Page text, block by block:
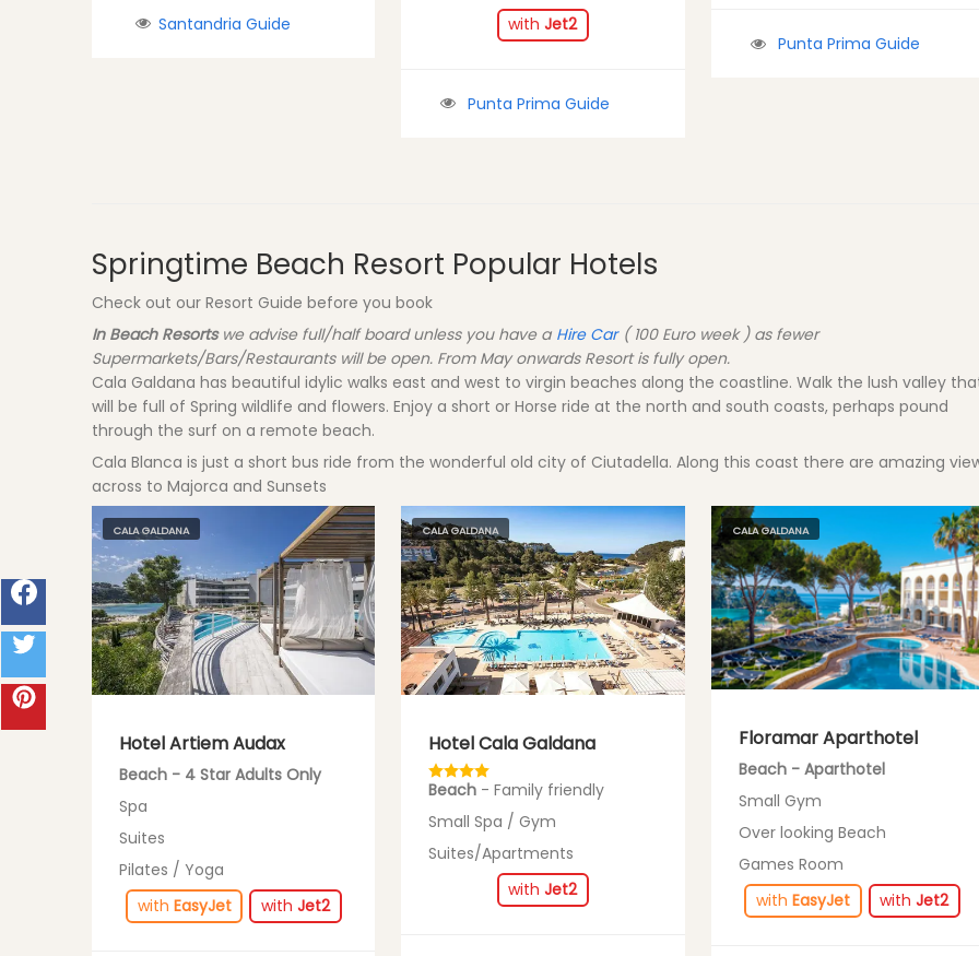
Santandria Guide
withJet2
Punta Prima Guide
Punta Prima Guide
Springtime Beach Resort Popular Hotels
Check out our Resort Guide before you book
In Beach Resorts we advise full/half board unless you have a Hire Car( 100 Euro week ) as fewer
Supermarkets/Bars/Restaurants will be open. From May onwards Resort is fully open.
Cala Galdana has beautiful idylic walks east and west to virgin beaches along the coastline. Walk the lush valley
will be full of Spring wildlife and flowers. Enjoy a short or Horse ride at the north and south coasts, perhaps pound
through the surf on a remote beach.
Cala Blanca is just a short bus ride from the wonderful old city of Ciutadella. Along this coast there are amazing
across to Majorca and Sunsets
CALA GALDANA
Hotel Artiem Audax
Beach - 4 Star Adults Only
Spa
Suites
Pilates / Yoga
with EasyJet with Jet2
CALA GALDANA
Hotel Cala Galdana
Beach - Family friendly
Small Spa / Gym
Suites/Apartments
withJet2
CALA GALDANA
Floramar Aparthotel
Beach - Aparthotel
Small Gym
Over looking Beach
Games Room
withEasyJet withJet2